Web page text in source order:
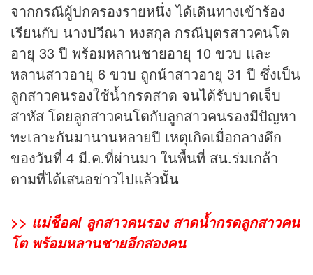
จากกรณีผู้ปกครองรายหนึ่ง ได้เดินทางเข้าร้อง
เรียนกับ นางปวีณา หงสกุล กรณีบุตรสาวคนโต
อายุ 33 ปี พร้อมหลานชายอายุ 10 ขวบ และ
หลานสาวอายุ 6 ขวบ ถูกน้าสาวอายุ 31 ปี ซึ่งเป็น
ลูกสาวคนรองใช้น้ำกรดสาด จนได้รับบาดเจ็บ
สาหัส โดยลูกสาวคนโตกับลูกสาวคนรองมีปัญหา
ทะเลาะกันมานานหลายปี เหตุเกิดเมื่อกลางดึก
ของวันที่ 4 มี.ค.ที่ผ่านมา ในพื้นที่ สน.ร่มเกล้า
ตามที่ได้เสนอข่าวไปแล้วนั้น
>> แม่ช็อค! ลูกสาวคนรอง สาดน้ำกรดลูกสาวคน
โต พร้อมหลานชายอีกสองคน